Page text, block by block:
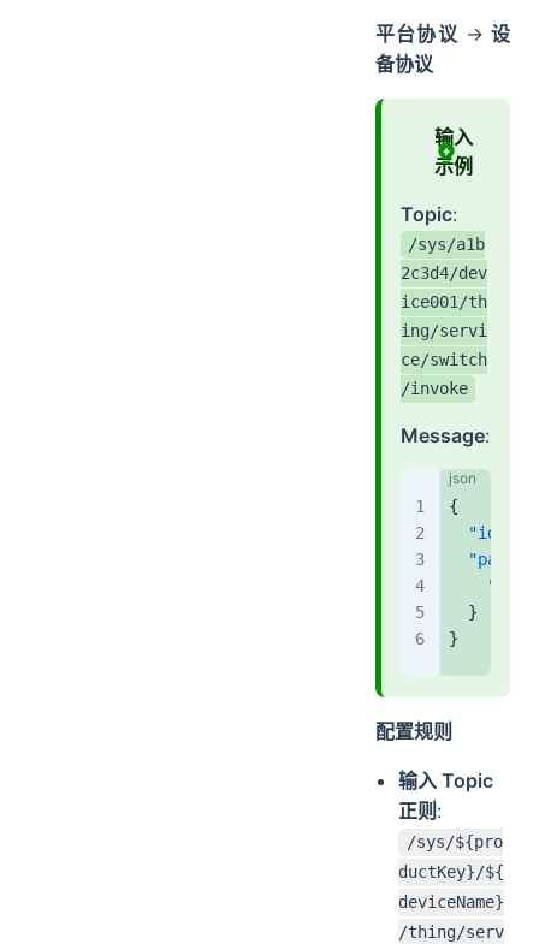
平台协议 →设
备协议
输入
示例
Topic:
/sys/a1b
2c3d4/dev
ice001/th
ing/servi
ce/switch
/invoke
Message:
{
  "id"
  }
}
配置规则
输入 Topic
正则 :
/sys/${pro
ductKey}/${
deviceName}
/thing/serv